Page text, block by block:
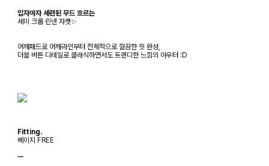
입자마자 세련된 무드 흐르는
세미 크롭 린넨 자켓✨
어깨패드로 어깨라인부터 전체적으로 깔끔한 핏 완성,
더블 버튼 디테일로 클래식하면서도 트렌디한 느낌의 아우터 :D
Fitting.
베이지 FREE
ㅡ